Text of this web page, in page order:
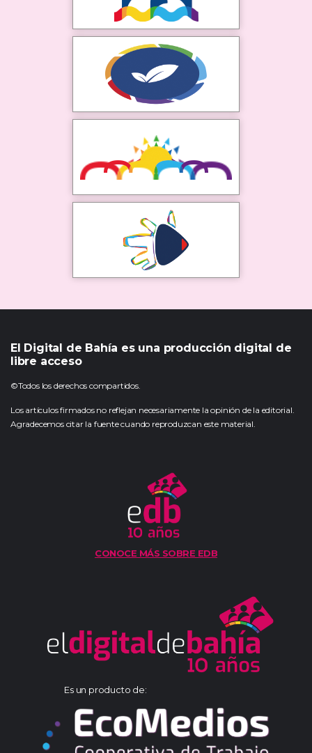
El Digital de Bahía es una producción digital de
libre acceso
©Todos los derechos compartidos.
Los artículos firmados no reflejan necesariamente la opinión de la editorial.
Agradecemos citar la fuente cuando reproduzcan este material.
CONOCE MÁS SOBRE EDB
Es un producto de: